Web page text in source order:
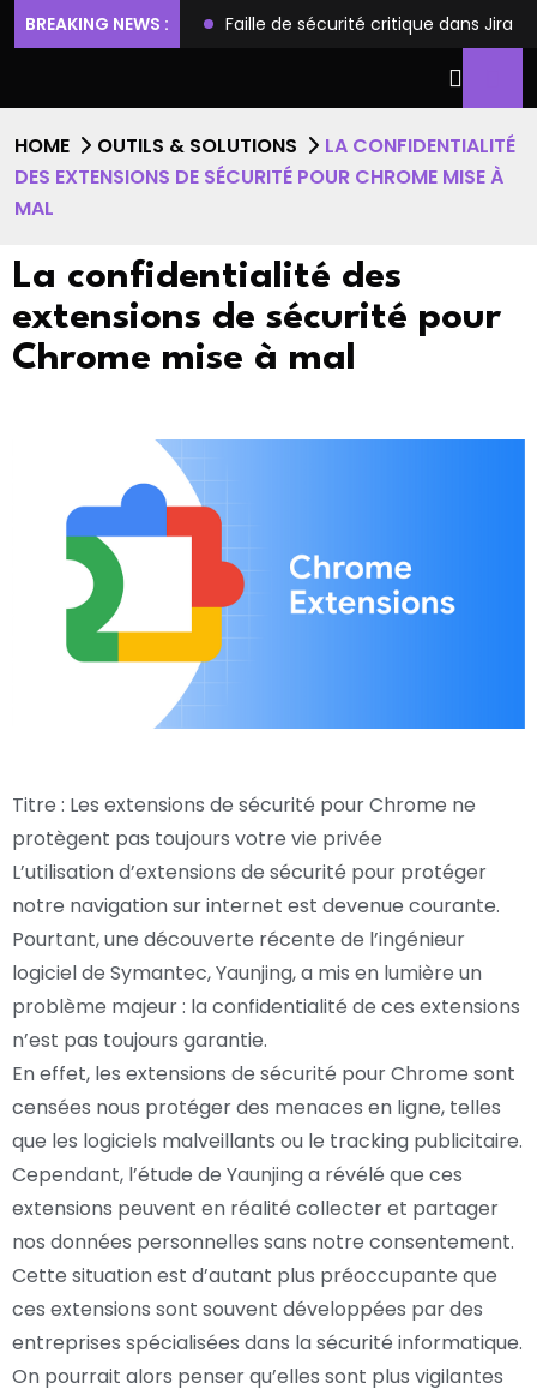
BREAKING NEWS :
et l’accès root Faille de sécurité critique dans Jira
HOME OUTILS & SOLUTIONS
LA CONFIDENTIALITÉ
DES EXTENSIONS DE SÉCURITÉ POUR CHROME MISE À
MAL
La confidentialité des
extensions de sécurité pour
Chrome mise à mal
Titre : Les extensions de sécurité pour Chrome ne
protègent pas toujours votre vie privée
L’utilisation d’extensions de sécurité pour protéger
notre navigation sur internet est devenue courante.
Pourtant, une découverte récente de l’ingénieur
logiciel de Symantec, Yaunjing, a mis en lumière un
problème majeur : la confidentialité de ces extensions
n’est pas toujours garantie.
En effet, les extensions de sécurité pour Chrome sont
censées nous protéger des menaces en ligne, telles
que les logiciels malveillants ou le tracking publicitaire.
Cependant, l’étude de Yaunjing a révélé que ces
extensions peuvent en réalité collecter et partager
nos données personnelles sans notre consentement.
Cette situation est d’autant plus préoccupante que
ces extensions sont souvent développées par des
entreprises spécialisées dans la sécurité informatique.
On pourrait alors penser qu’elles sont plus vigilantes